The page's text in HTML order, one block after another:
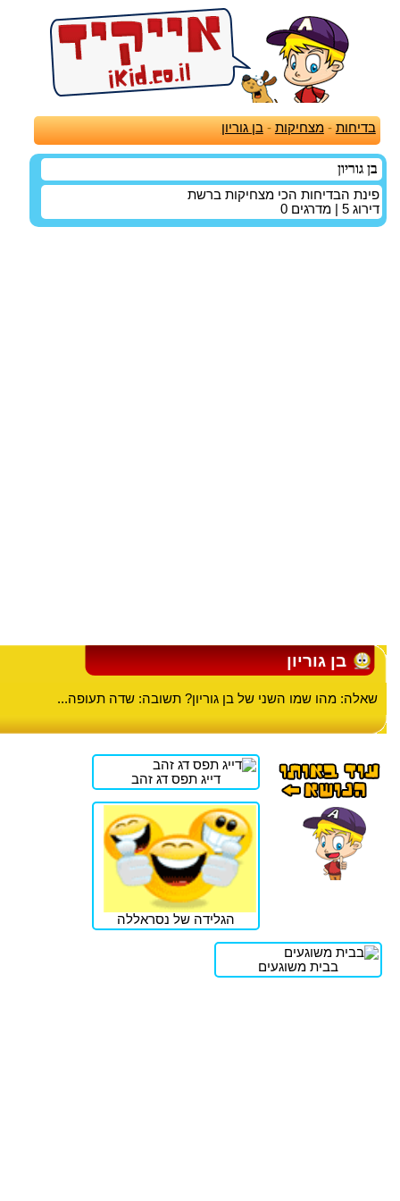
בדיחות -מצחיקות -בן גוריון
בן גוריון
פינת הבדיחות הכי מצחיקות ברשת
דירוג 5 | מדרגים 0
בן גוריון
שאלה: מהו שמו השני של בן גוריון? תשובה: שדה תעופה...
דייג תפס דג זהב
הגלידה של נסראללה
בבית משוגעים